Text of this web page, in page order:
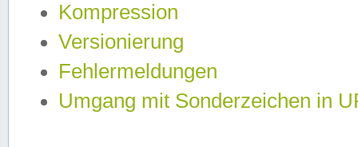
Kompression
Versionierung
Fehlermeldungen
Umgang mit Sonderzeichen in